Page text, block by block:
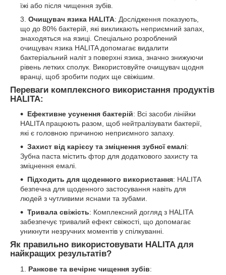
їжі або після чищення зубів.
Очищувач язика HALITA: Дослідження показують,
що до 80% бактерій, які викликають неприємний запах,
знаходяться на язиці. Спеціально розроблений
очищувач язика HALITA допомагає видалити
бактеріальний наліт з поверхні язика, значно знижуючи
рівень летких сполук. Використовуйте очищувач щодня
вранці, щоб зробити подих ще свіжішим.
Переваги комплексного використання продуктів
HALITA:
Ефективне усунення бактерій: Всі засоби лінійки
HALITA працюють разом, щоб нейтралізувати бактерії,
які є головною причиною неприємного запаху.
Захист від карієсу та зміцнення зубної емалі:
Зубна паста містить фтор для додаткового захисту та
зміцнення емалі.
Підходить для щоденного використання: HALITA
безпечна для щоденного застосування навіть для
людей з чутливими яснами та зубами.
Тривала свіжість: Комплексний догляд з HALITA
забезпечує тривалий ефект свіжості, що допомагає
уникнути незручних моментів у спілкуванні.
Як правильно використовувати HALITA для
найкращих результатів?
Ранкове та вечірнє чищення зубів: